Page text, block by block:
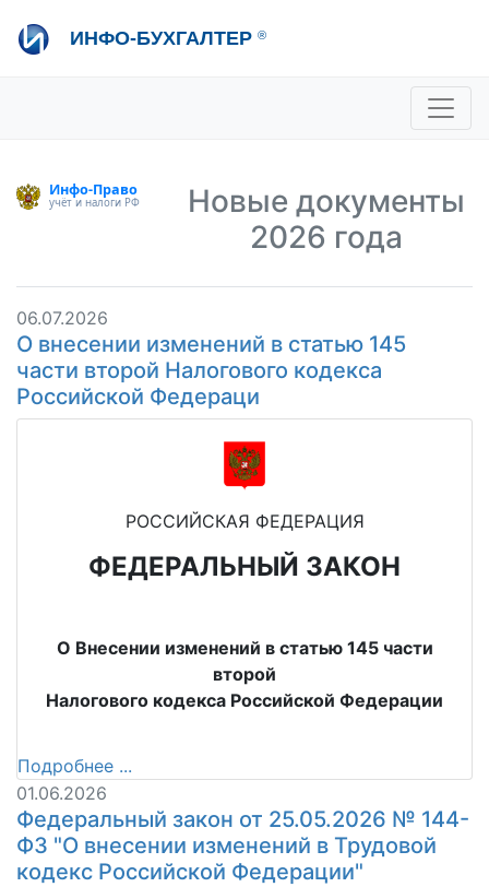
ИНФО-БУХГАЛТЕР ®
Отдел продаж
Консультации
Новые документы
2026 года
06.07.2026
О внесении изменений в статью 145
части второй Налогового кодекса
Российской Федераци
РОССИЙСКАЯ ФЕДЕРАЦИЯ
ФЕДЕРАЛЬНЫЙ ЗАКОН
О Внесении изменений в статью 145 части
второй
Налогового кодекса Российской Федерации
Подробнее ...
01.06.2026
Федеральный закон от 25.05.2026 № 144-
ФЗ "О внесении изменений в Трудовой
кодекс Российской Федерации"